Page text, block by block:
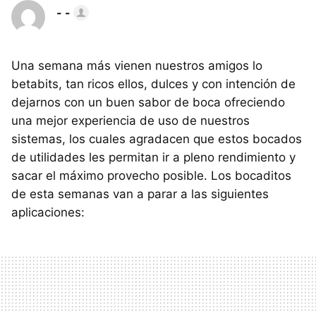
- -
Una semana más vienen nuestros amigos lo
betabits, tan ricos ellos, dulces y con intención de
dejarnos con un buen sabor de boca ofreciendo
una mejor experiencia de uso de nuestros
sistemas, los cuales agradacen que estos bocados
de utilidades les permitan ir a pleno rendimiento y
sacar el máximo provecho posible. Los bocaditos
de esta semanas van a parar a las siguientes
aplicaciones: